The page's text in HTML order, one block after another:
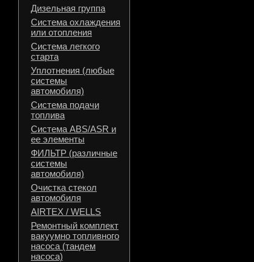
Дизельная группа
Система охлаждения
или отопления
Система легкого
старта
Уплотнения (любые
системы
автомобиля)
Система подачи
топлива
Система ABS/ASR и
ее элементы
ФИЛЬТР (различные
системы
автомобиля)
Очистка стекол
автомобиля
AIRTEX / WELLS
Ремонтный комплект
вакуумно топливного
насоса (тандем
насоса)